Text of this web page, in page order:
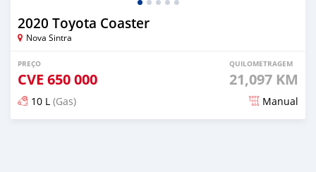
2020 Toyota Coaster
Nova Sintra
PREÇO
CVE 650 000
QUILOMETRAGEM
21,097 KM
10 L (Gas) Manual